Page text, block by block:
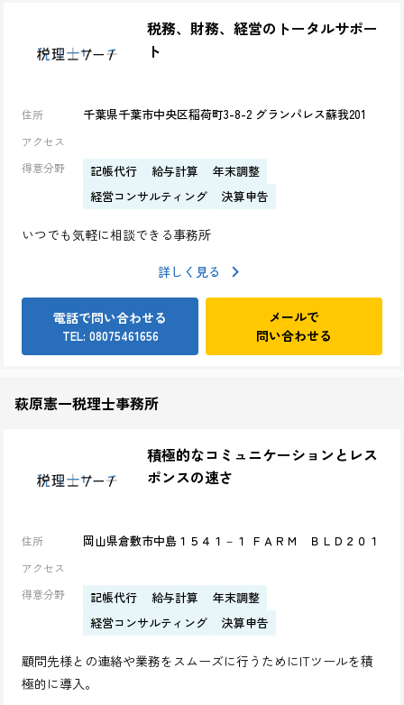
税務、財務、経営のトータルサポー
ト
住所 千葉県千葉市中央区稲荷町3-8-2 グランパレス蘇我201
アクセス
得意分野
記帳代行 給与計算
年末調整
経営コンサルティング
決算申告
いつでも気軽に相談できる事務所
詳しく見る
電話で問い合わせる
TEL: 08075461656
メールで
問い合わせる
萩原憲一税理士事務所
積極的なコミュニケーションとレス
ポンスの速さ
住所 岡山県倉敷市中島１５４１－１ ＦＡＲＭ ＢＬＤ２０１
アクセス
得意分野
記帳代行 給与計算
年末調整
経営コンサルティング
決算申告
顧問先様との連絡や業務をスムーズに行うためにITツールを積
極的に導入。